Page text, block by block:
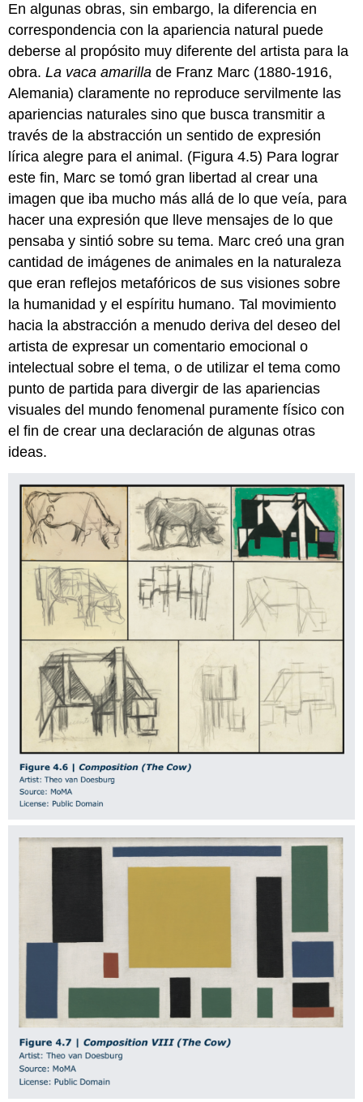
En algunas obras, sin embargo, la diferencia en
correspondencia con la apariencia natural puede
deberse al propósito muy diferente del artista para la
obra.La vaca amarilla de Franz Marc (1880-1916,
Alemania) claramente no reproduce servilmente las
apariencias naturales sino que busca transmitir a
través de la abstracción un sentido de expresión
lírica alegre para el animal. (Figura 4.5) Para lograr
este fin, Marc se tomó gran libertad al crear una
imagen que iba mucho más allá de lo que veía, para
hacer una expresión que lleve mensajes de lo que
pensaba y sintió sobre su tema. Marc creó una gran
cantidad de imágenes de animales en la naturaleza
que eran reflejos metafóricos de sus visiones sobre
la humanidad y el espíritu humano. Tal movimiento
hacia la abstracción a menudo deriva del deseo del
artista de expresar un comentario emocional o
intelectual sobre el tema, o de utilizar el tema como
punto de partida para divergir de las apariencias
visuales del mundo fenomenal puramente físico con
el fin de crear una declaración de algunas otras
ideas.